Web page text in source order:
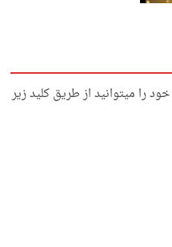
را میتوانید از طریق کلید زیر